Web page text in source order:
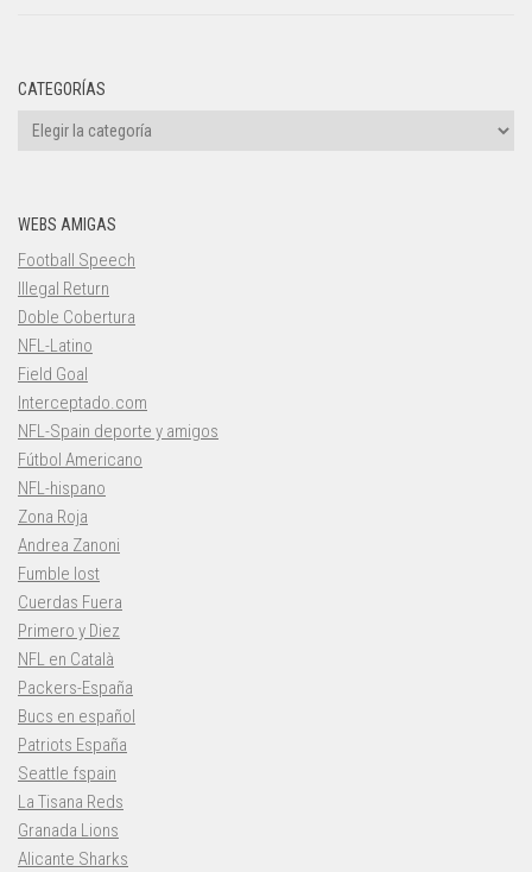
CATEGORÍAS
Categorías
WEBS AMIGAS
Football Speech
Illegal Return
Doble Cobertura
NFL-Latino
Field Goal
Interceptado.com
NFL-Spain deporte y amigos
Fútbol Americano
NFL-hispano
Zona Roja
Andrea Zanoni
Fumble lost
Cuerdas Fuera
Primero y Diez
NFL en Català
Packers-España
Bucs en español
Patriots España
Seattle fspain
La Tisana Reds
Granada Lions
Alicante Sharks